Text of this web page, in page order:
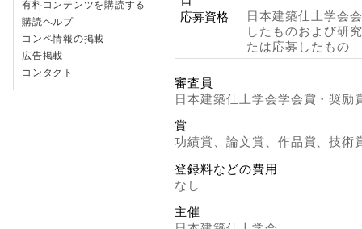
有料コンテンツを購読する
購読ヘルプ
コンペ情報の掲載
広告掲載
コンタクト
応募資格
日本建築仕上学会
したものおよび研
たは応募したもの
審査員
日本建築仕上学会学会賞・奨励
賞
功績賞、論文賞、作品賞、技術
登録料などの費用
なし
主催